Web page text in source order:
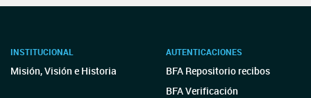
INSTITUCIONAL
Misión, Visión e Historia
AUTENTICACIONES
BFA Repositorio recibos
BFA Verificación